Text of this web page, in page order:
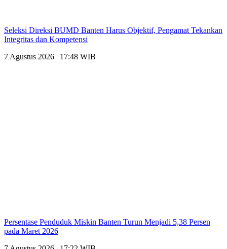
Seleksi Direksi BUMD Banten Harus Objektif, Pengamat Tekankan
Integritas dan Kompetensi
7 Agustus 2026 | 17:48 WIB
Persentase Penduduk Miskin Banten Turun Menjadi 5,38 Persen
pada Maret 2026